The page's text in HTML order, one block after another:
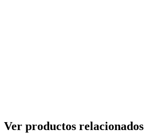
Ver productos relacionados